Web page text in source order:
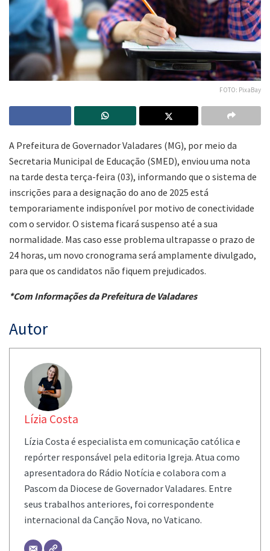
FOTO: PixaBay
A Prefeitura de Governador Valadares (MG), por meio da
Secretaria Municipal de Educação (SMED), enviou uma nota
na tarde desta terça-feira (03), informando que o sistema de
inscrições para a designação do ano de 2025 está
temporariamente indisponível por motivo de conectividade
com o servidor. O sistema ficará suspenso até a sua
normalidade. Mas caso esse problema ultrapasse o prazo de
24 horas, um novo cronograma será amplamente divulgado,
para que os candidatos não fiquem prejudicados.
*Com Informações da Prefeitura de Valadares
Autor
Lízia Costa
Lízia Costa é especialista em comunicação católica e
repórter responsável pela editoria Igreja. Atua como
apresentadora do Rádio Notícia e colabora com a
Pascom da Diocese de Governador Valadares. Entre
seus trabalhos anteriores, foi correspondente
internacional da Canção Nova, no Vaticano.